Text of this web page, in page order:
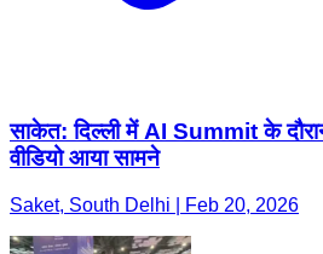
साकेत: दिल्ली में AI Summit के
वीडियो आया सामने
Saket, South Delhi | Feb 20, 2026